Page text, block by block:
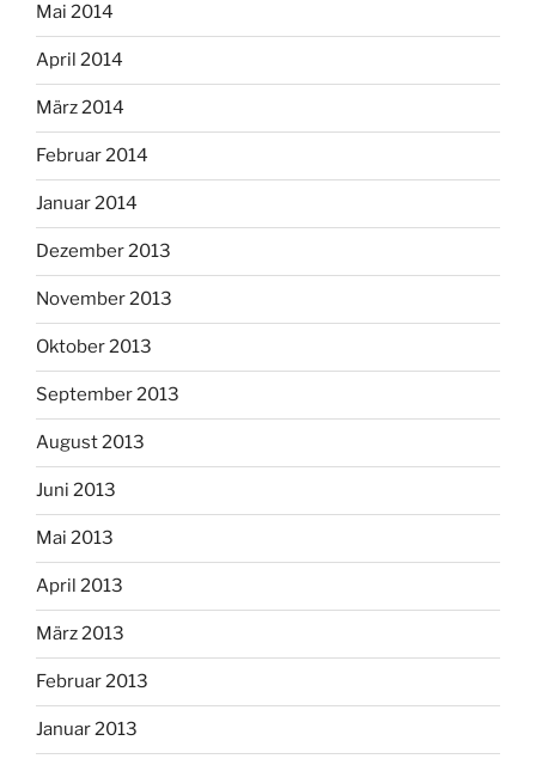
Mai 2014
April 2014
März 2014
Februar 2014
Januar 2014
Dezember 2013
November 2013
Oktober 2013
September 2013
August 2013
Juni 2013
Mai 2013
April 2013
März 2013
Februar 2013
Januar 2013